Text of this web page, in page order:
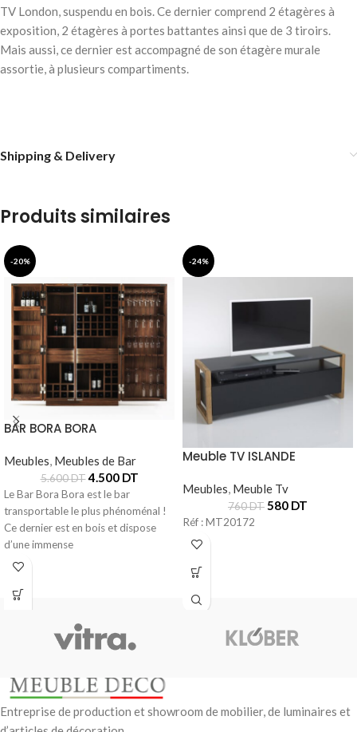
TV London, suspendu en bois. Ce dernier comprend 2 étagères à
exposition, 2 étagères à portes battantes ainsi que de 3 tiroirs.
Mais aussi, ce dernier est accompagné de son étagère murale
assortie, à plusieurs compartiments.
Shipping & Delivery
Produits similaires
-20%
BAR BORA BORA
Meubles, Meubles de Bar
5.600DT4.500 DT
Le Bar Bora Bora est le bar
transportable le plus phénoménal !
Ce dernier est en bois et dispose
d’une immense
-24%
Meuble TV ISLANDE
Meubles Meuble Tv
760DT 580 DT
Réf : MT20172
Entreprise de production et showroom de mobilier, de luminaires et